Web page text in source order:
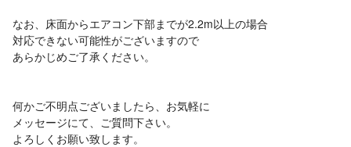
なお、床面からエアコン下部までが2.2m以上の場合
対応できない可能性がございますので
あらかじめご了承ください。
何かご不明点ございましたら、お気軽に
メッセージにて、ご質問下さい。
よろしくお願い致します。